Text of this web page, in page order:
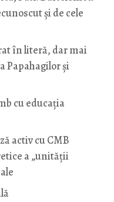
și de cele
în literă, dar mai
Papahagilor și
cu educaţia
activ cu CMB
a „unității